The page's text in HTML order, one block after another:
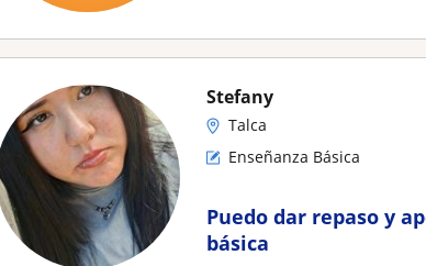
Stefany
Talca
Enseñanza Básica
Puedo dar repaso y
básica